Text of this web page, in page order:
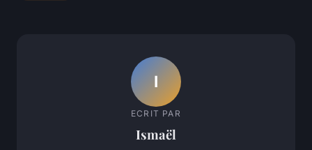
I
ECRIT PAR
Ismaël